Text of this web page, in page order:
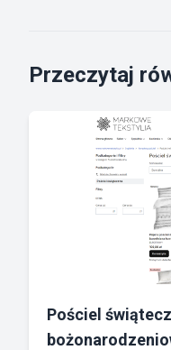
Przeczytaj
Pościel